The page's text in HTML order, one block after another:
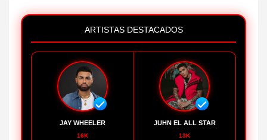
ARTISTAS DESTACADOS
JAY WHEELER
16K
JUHN EL ALL STAR
13K